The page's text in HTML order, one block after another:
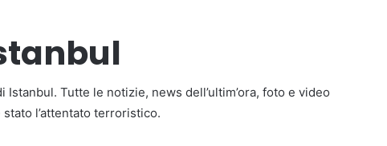
Tutte le notizie, news dell’ultim’ora, foto e video
stato l’attentato terroristico.